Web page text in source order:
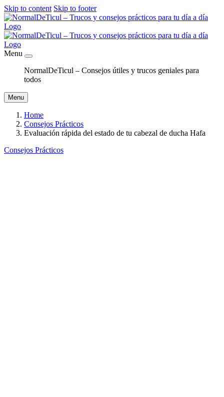
Skip to content Skip to footer
Menu
NormalDeTicul – Consejos útiles y trucos geniales para
todos
Menu
Home
Consejos Prácticos
Evaluación rápida del estado de tu cabezal de ducha Hafa
Consejos Prácticos